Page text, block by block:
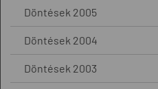
Döntések 2005
Döntések 2004
Döntések 2003